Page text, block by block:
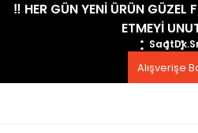
​‼️​ HER GÜN YENİ ÜRÜN GÜZEL
ETMEYİ
SaatDk.
Alışverişe